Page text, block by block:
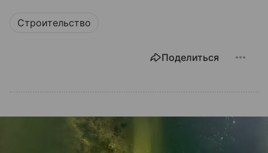
Строительство
Поделиться